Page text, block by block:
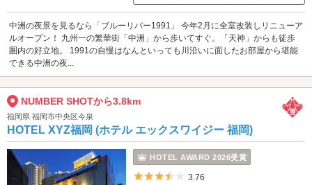
中洲の夜景を見るなら「ブルーリバー1991」 今年2月に全室改装しリニューア
ルオープン！ 九州一の繁華街「中洲」から歩いてすぐ。「天神」からも徒歩
圏内の好立地。 1991の自慢はなんといっても川沿いに面したお部屋から堪能
できる中洲の夜...
NUMBER SHOTから3.8km
福岡県 福岡市中央区今泉
HOTEL XYZ福岡 (ホテル エックスワイジー 福岡)
HOTEL AWARD 2026受賞
5つ星のうち3.5
3.76